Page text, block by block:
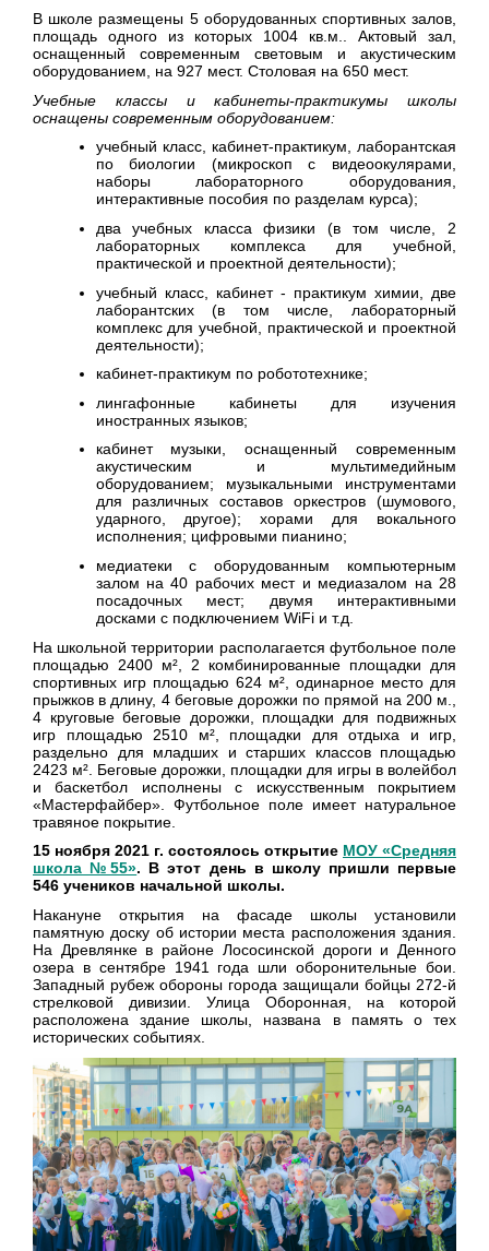
В школе размещены 5 оборудованных спортивных залов,
площадь одного из которых 1004 кв.м.. Актовый зал,
оснащенный современным световым и акустическим
оборудованием, на 927 мест. Столовая на 650 мест.
Учебные классы и кабинеты-практикумы школы
оснащены современным оборудованием:
учебный класс, кабинет-практикум, лаборантская
по биологии (микроскоп с видеоокулярами,
наборы лабораторного оборудования,
интерактивные пособия по разделам курса);
два учебных класса физики (в том числе, 2
лабораторных комплекса для учебной,
практической и проектной деятельности);
учебный класс, кабинет - практикум химии, две
лаборантских (в том числе, лабораторный
комплекс для учебной, практической и проектной
деятельности);
кабинет-практикум по робототехнике;
лингафонные кабинеты для изучения
иностранных языков;
кабинет музыки, оснащенный современным
акустическим и мультимедийным
оборудованием; музыкальными инструментами
для различных составов оркестров (шумового,
ударного, другое); хорами для вокального
исполнения; цифровыми пианино;
медиатеки с оборудованным компьютерным
залом на 40 рабочих мест и медиазалом на 28
посадочных мест; двумя интерактивными
досками с подключением WiFi и т.д.
На школьной территории располагается футбольное поле
площадью 2400 м², 2 комбинированные площадки для
спортивных игр площадью 624 м², одинарное место для
прыжков в длину, 4 беговые дорожки по прямой на 200 м.,
4 круговые беговые дорожки, площадки для подвижных
игр площадью 2510 м², площадки для отдыха и игр,
раздельно для младших и старших классов площадью
2423 м². Беговые дорожки, площадки для игры в волейбол
и баскетбол исполнены с искусственным покрытием
«Мастерфайбер». Футбольное поле имеет натуральное
травяное покрытие.
15 ноября 2021 г. состоялось открытие МОУ «Средняя
школа №55». В этот день в школу пришли первые
546 учеников начальной школы.
Накануне открытия на фасаде школы установили
памятную доску об истории места расположения здания.
На Древлянке в районе Лососинской дороги и Денного
озера в сентябре 1941 года шли оборонительные бои.
Западный рубеж обороны города защищали бойцы 272-й
стрелковой дивизии.
Улица Оборонная, на которой
расположена здание школы, названа в память о тех
исторических событиях.